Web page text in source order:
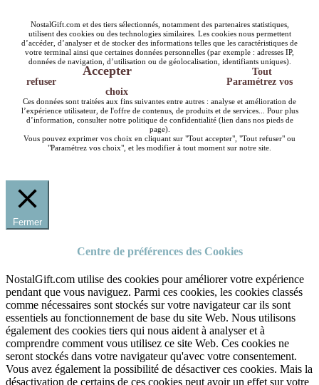
NostalGift.com et des tiers sélectionnés, notamment des partenaires statistiques,
utilisent des cookies ou des technologies similaires. Les cookies nous permettent
d’accéder, d’analyser et de stocker des informations telles que les caractéristiques de
votre terminal ainsi que certaines données personnelles (par exemple : adresses IP,
données de navigation, d’utilisation ou de géolocalisation, identifiants uniques).
Accepter
Tout
refuser
Paramétrez vos
choix
Ces données sont traitées aux fins suivantes entre autres : analyse et amélioration de
l’expérience utilisateur, de l'offre de contenus, de produits et de services... Pour plus
d’information, consulter notre politique de confidentialité (lien dans nos pieds de
page).
Vous pouvez exprimer vos choix en cliquant sur "Tout accepter", "Tout refuser" ou
"Paramétrez vos choix", et les modifier à tout moment sur notre site.
Fermer
Centre de préférences des Cookies
NostalGift.com utilise des cookies pour améliorer votre expérience
pendant que vous naviguez. Parmi ces cookies, les cookies classés
comme nécessaires sont stockés sur votre navigateur car ils sont
essentiels au fonctionnement de base du site Web. Nous utilisons
également des cookies tiers qui nous aident à analyser et à
comprendre comment vous utilisez ce site Web. Ces cookies ne
seront stockés dans votre navigateur qu'avec votre consentement.
Vous avez également la possibilité de désactiver ces cookies. Mais la
désactivation de certains de ces cookies peut avoir un effet sur votre